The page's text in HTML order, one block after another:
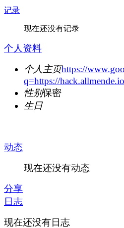
记录
现在还没有记录
个人资料
个人主页https://
q=https://
性别保密
生日
动态
现在还没有动态
分享
日志
现在还没有日志